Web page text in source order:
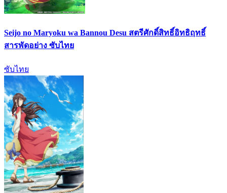
Seijo no Maryoku wa Bannou Desu สตรีศักดิ์สิทธิ์อิทธิฤทธิ์
สารพัดอย่าง ซับไทย
ซับไทย